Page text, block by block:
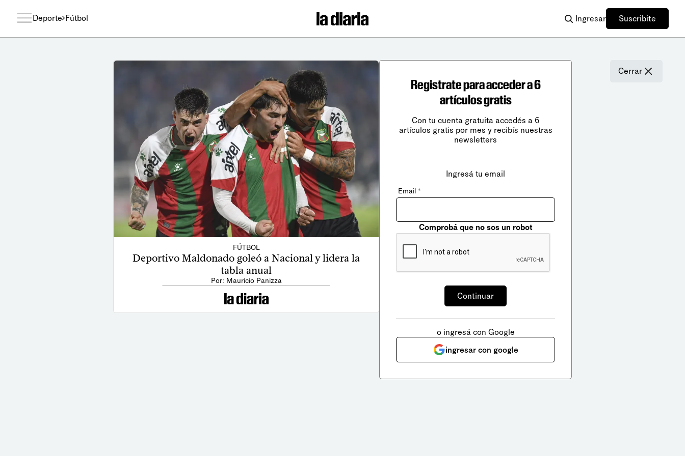
Deporte Fútbol Ingresar Suscribite
FÚTBOL
Deportivo Maldonado goleó a Nacional y lidera la
tabla anual
Por: Mauricio Panizza
Cerrar
Registrate para acceder a 6
artículos gratis
Con tu cuenta gratuita accedés a 6
artículos gratis por mes y recibís nuestras
newsletters
Ingresá tu email
Email *
Comprobá que no sos un robot
o ingresá con Google
ingresar con google